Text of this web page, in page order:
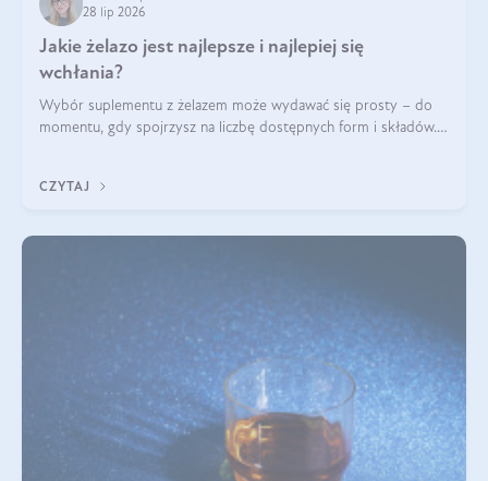
28 lip 2026
Jakie żelazo jest najlepsze i najlepiej się
wchłania?
Wybór suplementu z żelazem może wydawać się prosty – do
momentu, gdy spojrzysz na liczbę dostępnych form i składów.
zawierać suplement?
CZYTAJ